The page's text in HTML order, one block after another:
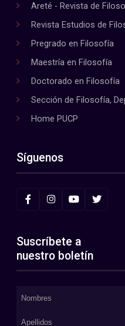
Areté - Revista de
Revista Estudios de
Pregrado en Filosofía
Maestría en Filosofía
Doctorado en Filosofía
Sección de Filosofía,
Home PUCP
Síguenos
Suscríbete a
nuestro boletín